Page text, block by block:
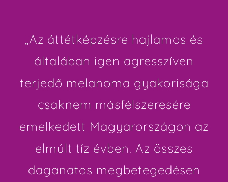
„Az áttétképzésre hajlamos és
általában igen agresszíven
terjedő melanoma gyakorisága
csaknem másfélszeresére
emelkedett Magyarországon az
elmúlt tíz évben. Az összes
daganatos megbetegedésen